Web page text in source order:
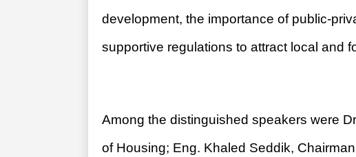
development, the importance of public-
supportive regulations to attract local and
Among the distinguished speakers were
of Housing; Eng. Khaled Seddik,